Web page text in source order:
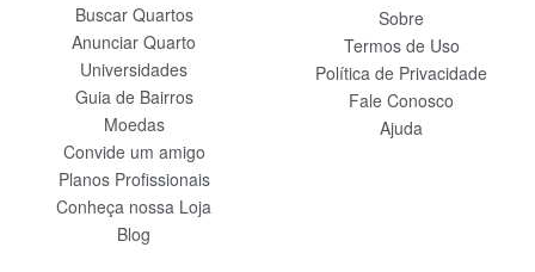
Buscar Quartos
Anunciar Quarto
Universidades
Guia de Bairros
Moedas
Convide um amigo
Planos Profissionais
Conheça nossa Loja
Blog
Sobre
Termos de Uso
Política de Privacidade
Fale Conosco
Ajuda